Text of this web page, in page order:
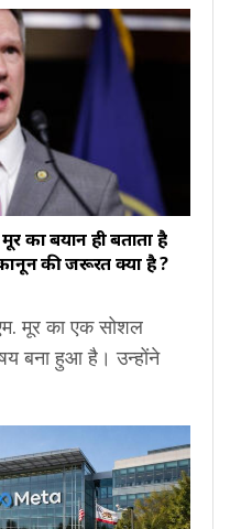
का बयान ही बताता है
की जरूरत क्यों है ?
मूर का एक सोशल
बना हुआ है। उन्होंने